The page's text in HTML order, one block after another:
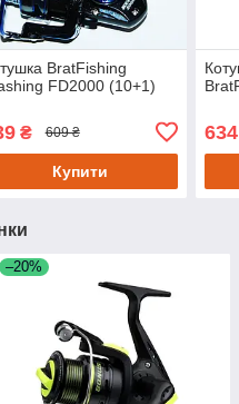
BratFishing
FD2000 (10+1)
₴ 609 ₴
Купити
634
–20%